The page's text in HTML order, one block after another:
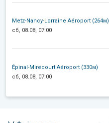
Metz-Nancy-Lorraine Aéroport (264м)
сб, 08.08, 07:00
Épinal-Mirecourt Aéroport (330м)
сб, 08.08, 07:00